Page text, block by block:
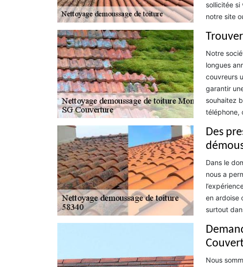
sollicitée si
notre site
Notre
longues
couvreurs
garantir
souhaitez
téléphone,
Des
Dans le
nous a
en ardoise
surtout
Nous